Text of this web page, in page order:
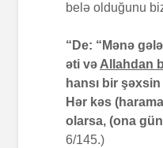
belə olduğunu
“De: “Mənə
əti və Allahdan
hansı bir
Hər kəs
olarsa, (ona
6/145.)